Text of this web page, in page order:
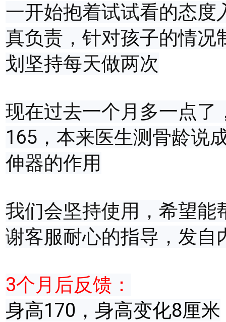
一开始抱着试试看的态度
真负责，针对孩子的情况
划坚持每天做两次
现在过去一个月多一点了
165，本来医生测骨龄说
伸器的作用
我们会坚持使用，希望能
谢客服耐心的指导，发自
3个月后反馈：
身高170，身高变化8厘米